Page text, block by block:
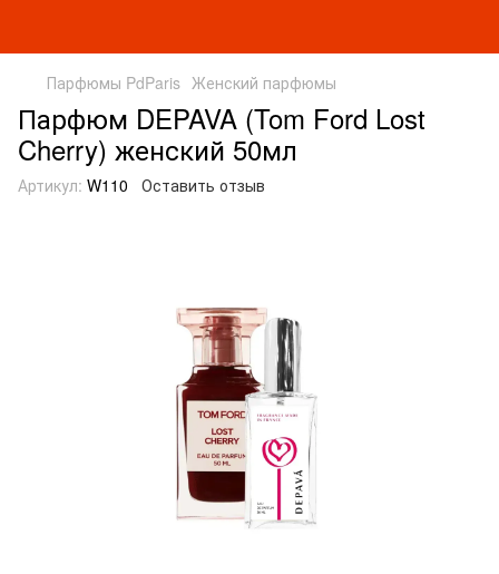
Парфюмы PdParis Женский парфюмы
Парфюм DEPAVA (Tom Ford Lost
Cherry) женский 50мл
Артикул: W110 Оставить отзыв